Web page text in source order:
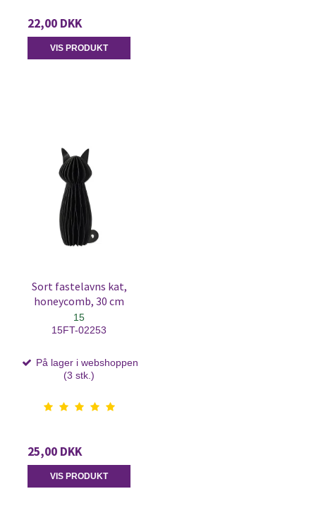
22,00 DKK
VIS PRODUKT
Sort fastelavns kat,
honeycomb, 30 cm
15
15FT-02253
På lager i webshoppen
(3 stk.)
25,00 DKK
VIS PRODUKT